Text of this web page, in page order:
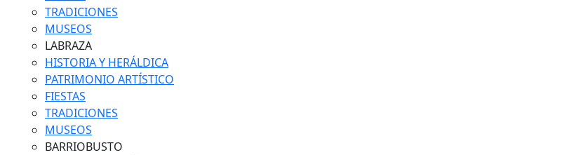
TRADICIONES
MUSEOS
LABRAZA
HISTORIA Y HERÁLDICA
PATRIMONIO ARTÍSTICO
FIESTAS
TRADICIONES
MUSEOS
BARRIOBUSTO